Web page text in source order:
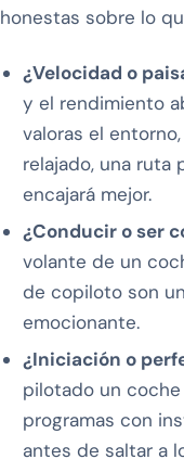
honestas sobre lo
¿Velocidad o
y el rendimiento
valoras el
relajado, una ruta
encajará mejor.
¿Conducir o ser
volante de un
de copiloto son
emocionante.
¿Iniciación o
pilotado un
programas con
antes de saltar a